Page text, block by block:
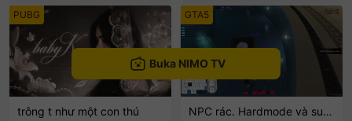
PUBG
trông t như một con thú
GTA5
NPC rác. Hardmode và suyyyyy😭
Buka NIMO TV